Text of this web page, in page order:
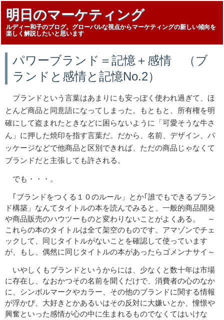
明日のマーケティング
ルディー和子のブログ。グローバルな視点からマーケティングの新しい傾向を
楽しく解説したいと思います
パワーブランド＝記憶＋感情 （ブ
ランドと感情と記憶No.2）
ブランドという言葉はあまりにも安っぽく使われ過ぎて、ほ
とんど商品と同意語になってしまった。もともと、所有権を明
確にして盗まれたときなどに困らないように「可愛そうな牛さ
ん」に押した焼印を指す言葉だ。だから、名前、デザイン、パ
ッケージなどで他商品と区別できれば、ただの商品じゃなくて
ブランドだと主張しても許される。
でも・・・。
｢ブランドをつくる１０のルール」とか｢誰でもできるブラン
ド構築」なんてタイトルの本を読んでみると、一般的商品開発
や商品販売のハウツーものと変わりないことがよくある。 ～
これらの本のタイトルは全て架空のものです。アマゾンでチェ
ックして、同じタイトルがないことを確認して使っています
が、もし、偶然に同じタイトルの本があったらゴメンナサイ～
いやしくもブランドというからには、少なくと数十年は市場
に存在し、なおかつその名前を聞くだけで、消費者の心のなか
に、シンボルマークやカラー、その他のブランドに関する情報
が浮かび、大好きとかあるいはその反対に大嫌いとか、憧憬や
興奮といった感情が心の中に生まれるものでなくてはいけな